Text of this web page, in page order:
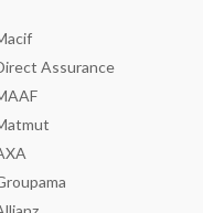
Assurance